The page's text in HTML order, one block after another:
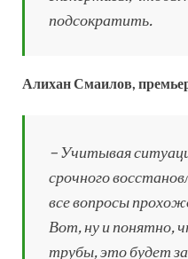
подсократить.
Алихан Смаилов,
– Учитывая
срочного
все вопросы
Вот, ну и понятно,
трубы, это будет